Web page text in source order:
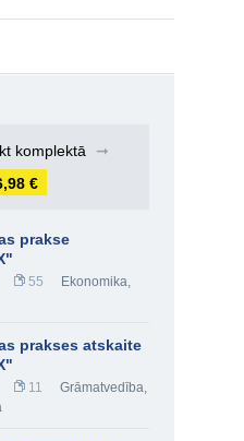
komplektā
➞
€
prakse
55 Ekonomika,
prakses atskaite
11 Grāmatvedība,